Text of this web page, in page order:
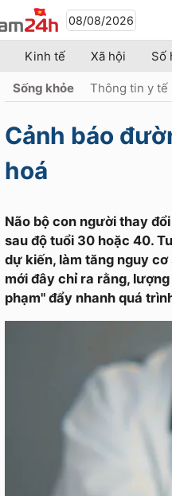
08/08/2026
Kinh tế Xã hội Số
Sống khỏe Thông tin y tế
Cảnh báo
hoá
Não bộ con người thay
sau độ tuổi 30 hoặc 40.
dự kiến, làm tăng nguy
mới đây chỉ ra rằng,
phạm" đẩy nhanh quá